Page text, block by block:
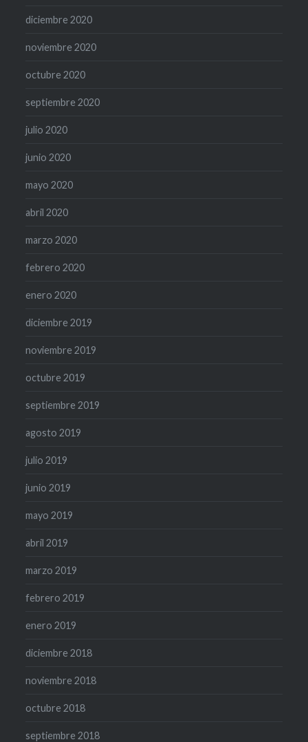
diciembre 2020
noviembre 2020
octubre 2020
septiembre 2020
julio 2020
junio 2020
mayo 2020
abril 2020
marzo 2020
febrero 2020
enero 2020
diciembre 2019
noviembre 2019
octubre 2019
septiembre 2019
agosto 2019
julio 2019
junio 2019
mayo 2019
abril 2019
marzo 2019
febrero 2019
enero 2019
diciembre 2018
noviembre 2018
octubre 2018
septiembre 2018